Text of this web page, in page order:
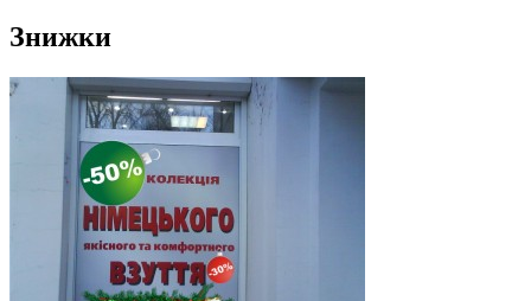
Знижки